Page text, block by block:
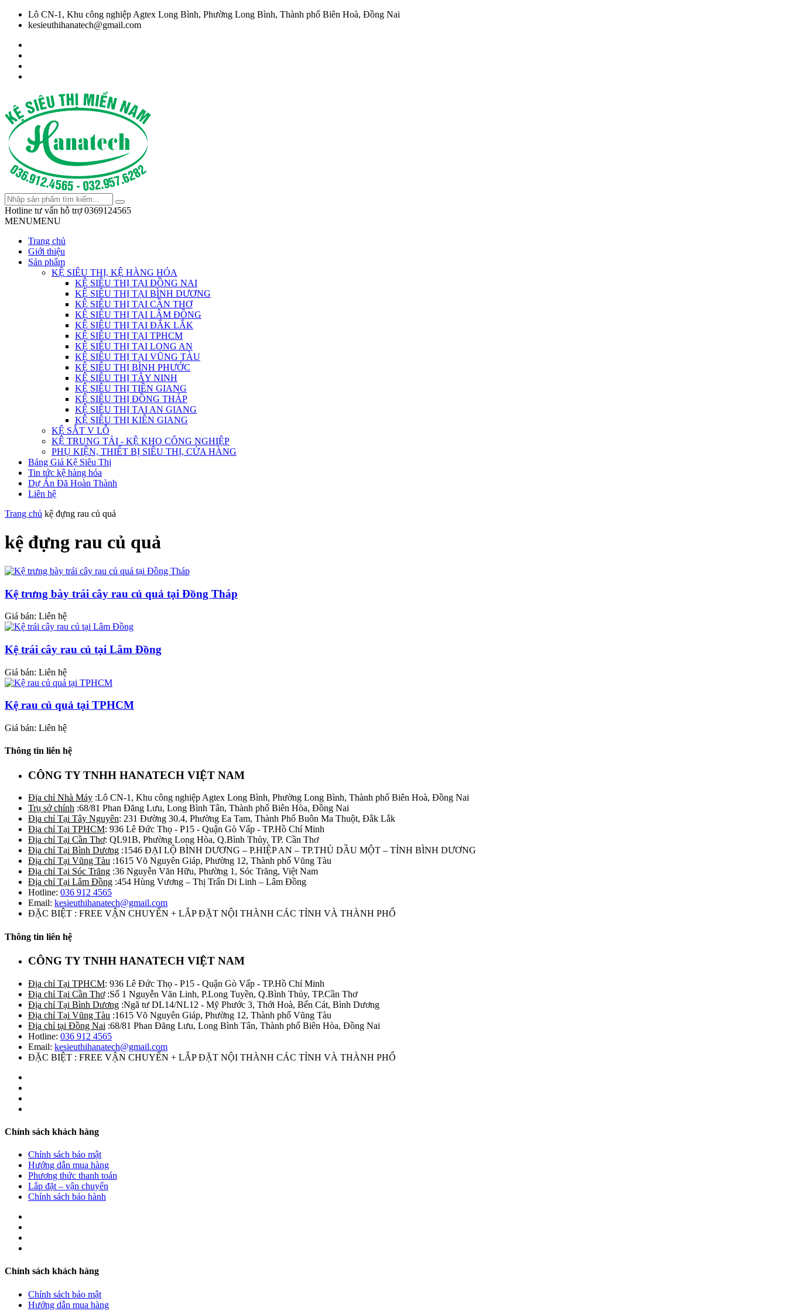
Lô CN-1, Khu công nghiệp Agtex Long Bình, Phường Long Bình, Thành phố Biên Hoà, Đồng Nai
kesieuthihanatech@gmail.com
Hotline tư vấn hỗ trợ 0369124565
MENUMENU
Trang chủ
Giới thiệu
Sản phẩm
KỆ SIÊU THỊ, KỆ HÀNG HÓA
KỆ SIÊU THỊ TẠI ĐỒNG NAI
KỆ SIÊU THỊ TẠI BÌNH DƯƠNG
KỆ SIÊU THỊ TẠI CẦN THƠ
KỆ SIÊU THỊ TẠI LÂM ĐỒNG
KỆ SIÊU THỊ TẠI ĐẮK LẮK
KỆ SIÊU THỊ TẠI TPHCM
KỆ SIÊU THỊ TẠI LONG AN
KỆ SIÊU THỊ TẠI VŨNG TÀU
KỆ SIÊU THỊ BÌNH PHƯỚC
KỆ SIÊU THỊ TÂY NINH
KỆ SIÊU THỊ TIỀN GIANG
KỆ SIÊU THỊ ĐỒNG THÁP
KỆ SIÊU THỊ TẠI AN GIANG
KỆ SIÊU THỊ KIÊN GIANG
KỆ SẮT V LỖ
KỆ TRUNG TẢI - KỆ KHO CÔNG NGHIỆP
PHỤ KIỆN, THIẾT BỊ SIÊU THỊ, CỬA HÀNG
Bảng Giá Kệ Siêu Thị
Tin tức kệ hàng hóa
Dự Án Đã Hoàn Thành
Liên hệ
Trang chủ kệ đựng rau củ quả
kệ đựng rau củ quả
Kệ trưng bày trái cây rau củ quả tại Đồng Tháp
Giá bán: Liên hệ
Kệ trái cây rau củ tại Lâm Đồng
Giá bán: Liên hệ
Kệ rau củ quả tại TPHCM
Giá bán: Liên hệ
Thông tin liên hệ
CÔNG TY TNHH HANATECH VIỆT NAM
Địa chỉ Nhà Máy :Lô CN-1, Khu công nghiệp Agtex Long Bình, Phường Long Bình, Thành phố Biên Hoà, Đồng Nai
Trụ sở chính :68/81 Phan Đăng Lưu, Long Bình Tân, Thành phố Biên Hòa, Đồng Nai
Địa chỉ Tại Tây Nguyên: 231 Đường 30.4, Phường Ea Tam, Thành Phố Buôn Ma Thuột, Đắk Lắk
Địa chỉ Tại TPHCM: 936 Lê Đức Thọ - P15 - Quận Gò Vấp - TP.Hồ Chí Minh
Địa chỉ Tại Cần Thơ: QL91B, Phường Long Hòa, Q.Bình Thủy, TP. Cần Thơ
Địa chỉ Tại Bình Dương :1546 ĐẠI LỘ BÌNH DƯƠNG – P.HIỆP AN – TP.THỦ DẦU MỘT – TỈNH BÌNH DƯƠNG
Địa chỉ Tại Vũng Tàu :1615 Võ Nguyên Giáp, Phường 12, Thành phố Vũng Tàu
Địa chỉ Tại Sóc Trăng :36 Nguyễn Văn Hữu, Phường 1, Sóc Trăng, Việt Nam
Địa chỉ Tại Lâm Đồng :454 Hùng Vương – Thị Trấn Di Linh – Lâm Đồng
Hotline: 036 912 4565
Email: kesieuthihanatech@gmail.com
ĐẶC BIỆT : FREE VẬN CHUYỂN + LẮP ĐẶT NỘI THÀNH CÁC TỈNH VÀ THÀNH PHỐ
Thông tin liên hệ
CÔNG TY TNHH HANATECH VIỆT NAM
Địa chỉ Tại TPHCM: 936 Lê Đức Thọ - P15 - Quận Gò Vấp - TP.Hồ Chí Minh
Địa chỉ Tại Cần Thơ:Số 1 Nguyễn Văn Linh, P.Long Tuyền, Q.Bình Thủy, TP.Cần Thơ
Địa chỉ Tại Bình Dương :Ngã tư DL14/NL12 - Mỹ Phước 3, Thới Hoà, Bến Cát, Bình Dương
Địa chỉ Tại Vũng Tàu :1615 Võ Nguyên Giáp, Phường 12, Thành phố Vũng Tàu
Địa chỉ tại Đồng Nai :68/81 Phan Đăng Lưu, Long Bình Tân, Thành phố Biên Hòa, Đồng Nai
Hotline: 036 912 4565
Email: kesieuthihanatech@gmail.com
ĐẶC BIỆT : FREE VẬN CHUYỂN + LẮP ĐẶT NỘI THÀNH CÁC TỈNH VÀ THÀNH PHỐ
Chính sách khách hàng
Chính sách bảo mật
Hướng dẫn mua hàng
Phương thức thanh toán
Lắp đặt – vận chuyển
Chính sách bảo hành
Chính sách khách hàng
Chính sách bảo mật
Hướng dẫn mua hàng